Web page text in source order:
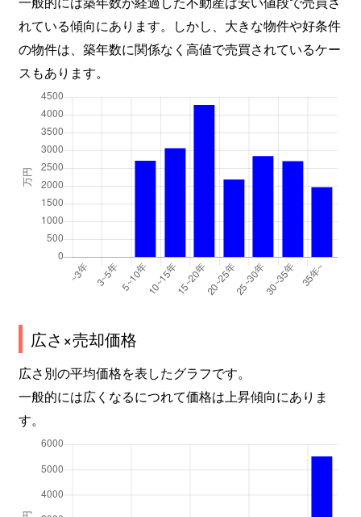
れている傾向にあります。しかし、大きな物件や好条件
の物件は、築年数に関係なく高値で売買されているケー
スもあります。
広さ×売却価格
広さ別の平均価格を表したグラフです。
一般的には広くなるにつれて価格は上昇傾向にありま
す。